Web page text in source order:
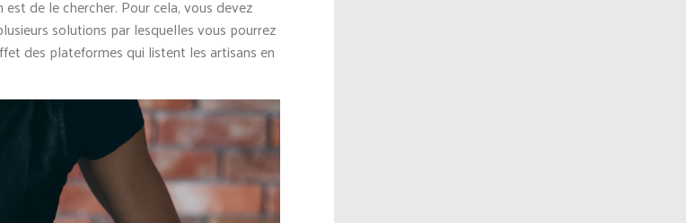
de le chercher. Pour cela, vous devez
solutions par lesquelles vous pourrez
des plateformes qui listent les artisans en